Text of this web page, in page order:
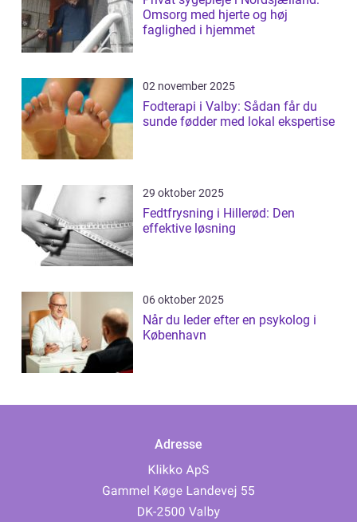
Omsorg med hjerte og høj
faglighed i hjemmet
02 november 2025
Fodterapi i Valby: Sådan får du
sunde fødder med lokal ekspertise
29 oktober 2025
Fedtfrysning i Hillerød: Den
effektive løsning
06 oktober 2025
Når du leder efter en psykolog i
København
Adresse